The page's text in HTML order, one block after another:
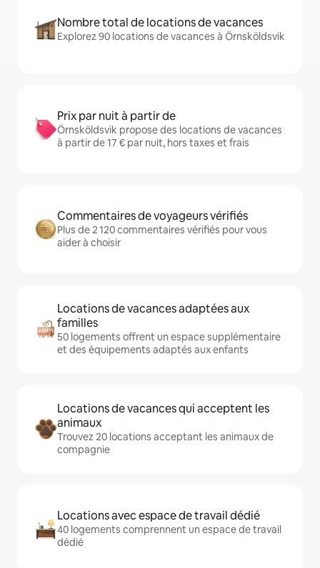
Nombre total de locations de vacances
Explorez 90 locations de vacances à Örnsköldsvik
Prix par nuit à partir de
Örnsköldsvik propose des locations de vacances
à partir de 17 € par nuit, hors taxes et frais
Commentaires de voyageurs vérifiés
Plus de 2 120 commentaires vérifiés pour vous
aider à choisir
Locations de vacances adaptées aux
familles
50 logements offrent un espace supplémentaire
et des équipements adaptés aux enfants
Locations de vacances qui acceptent les
animaux
Trouvez 20 locations acceptant les animaux de
compagnie
Locations avec espace de travail dédié
40 logements comprennent un espace de travail
dédié